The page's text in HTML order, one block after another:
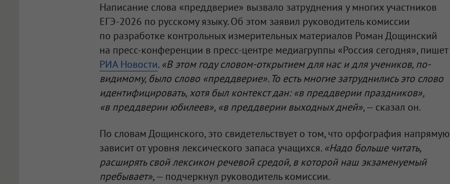
Написание слова «преддверие» вызвало затруднения у многих участников
ЕГЭ-2026 по русскому языку. Об этом заявил руководитель комиссии
по разработке контрольных измерительных материалов Роман Дощинский
на пресс-конференции в пресс-центре медиагруппы «Россия сегодня», пишет
РИА Новости. «В этом году словом-открытием для нас и для учеников, по-
видимому, было слово «преддверие». То есть многие затруднились это слово
идентифицировать, хотя был контекст дан: «в преддверии праздников»,
«в преддверии юбилеев», «в преддверии выходных дней», — сказал он.
По словам Дощинского, это свидетельствует о том, что орфография напрямую
зависит от уровня лексического запаса учащихся. «Надо больше читать,
расширять свой лексикон речевой средой, в которой наш экзаменуемый
пребывает», — подчеркнул руководитель комиссии.